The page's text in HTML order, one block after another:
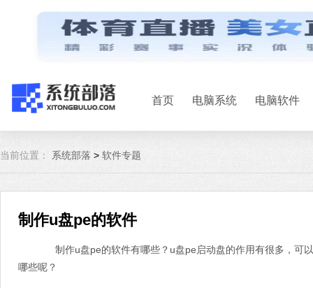
首页 电脑系统 电脑软件
当前位置： 系统部落 > 软件专题
制作u盘pe的软件
制作u盘pe的软件有哪些？u盘pe启动盘的作用有很多，可以
哪些呢？